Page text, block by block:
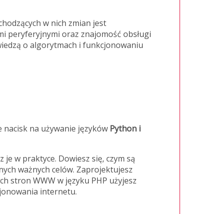
w nich zmian jest
peryferyjnymi oraz znajomość obsługi
o algorytmach i funkcjonowaniu
nacisk na używanie języków Python i
w praktyce. Dowiesz się, czym są
ważnych celów. Zaprojektujesz
stron WWW w języku PHP użyjesz
internetu.